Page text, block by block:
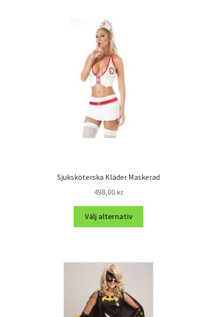
Sjuksköterska Kläder Maskerad
498,00 kr
Välj alternativ